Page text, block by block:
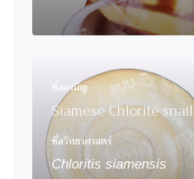
ชื่อสามัญ
Siamese Chlorite snail
ชื่อวิทยาศาสตร์
Chloritis siamensis